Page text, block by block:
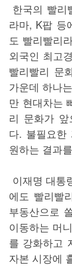
한국의 빨리
라마, K팝 등
도 빨리빨리
외국인 최고
빨리빨리 문
가운데 하나
만 현대차는
리 문화가 앞
다. 불필요한
원하는 결과
이재명 대통
에도 빨리빨
부동산으로
이동하는 머
를 강화하고
자본 시장에